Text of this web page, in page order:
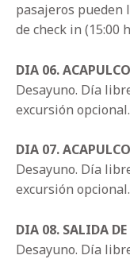
pasajeros pueden
de check in (15:00
DIA 06. ACAPULCO
Desayuno. Día
excursión
DIA 07. ACAPULCO
Desayuno. Día
excursión
DIA 08. SALIDA
Desayuno. Día